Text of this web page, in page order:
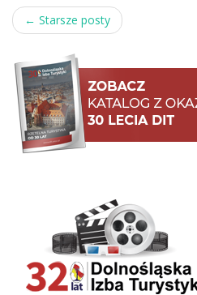
Post
navigation
← Starsze posty